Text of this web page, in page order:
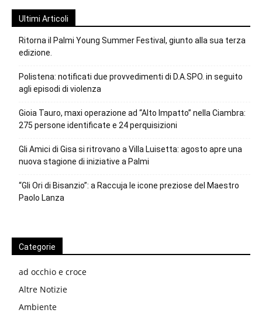
Ultimi Articoli
Ritorna il Palmi Young Summer Festival, giunto alla sua terza
edizione.
Polistena: notificati due provvedimenti di D.A.SPO. in seguito
agli episodi di violenza
Gioia Tauro, maxi operazione ad “Alto Impatto” nella Ciambra:
275 persone identificate e 24 perquisizioni
Gli Amici di Gisa si ritrovano a Villa Luisetta: agosto apre una
nuova stagione di iniziative a Palmi
“Gli Ori di Bisanzio”: a Raccuja le icone preziose del Maestro
Paolo Lanza
Categorie
ad occhio e croce
Altre Notizie
Ambiente